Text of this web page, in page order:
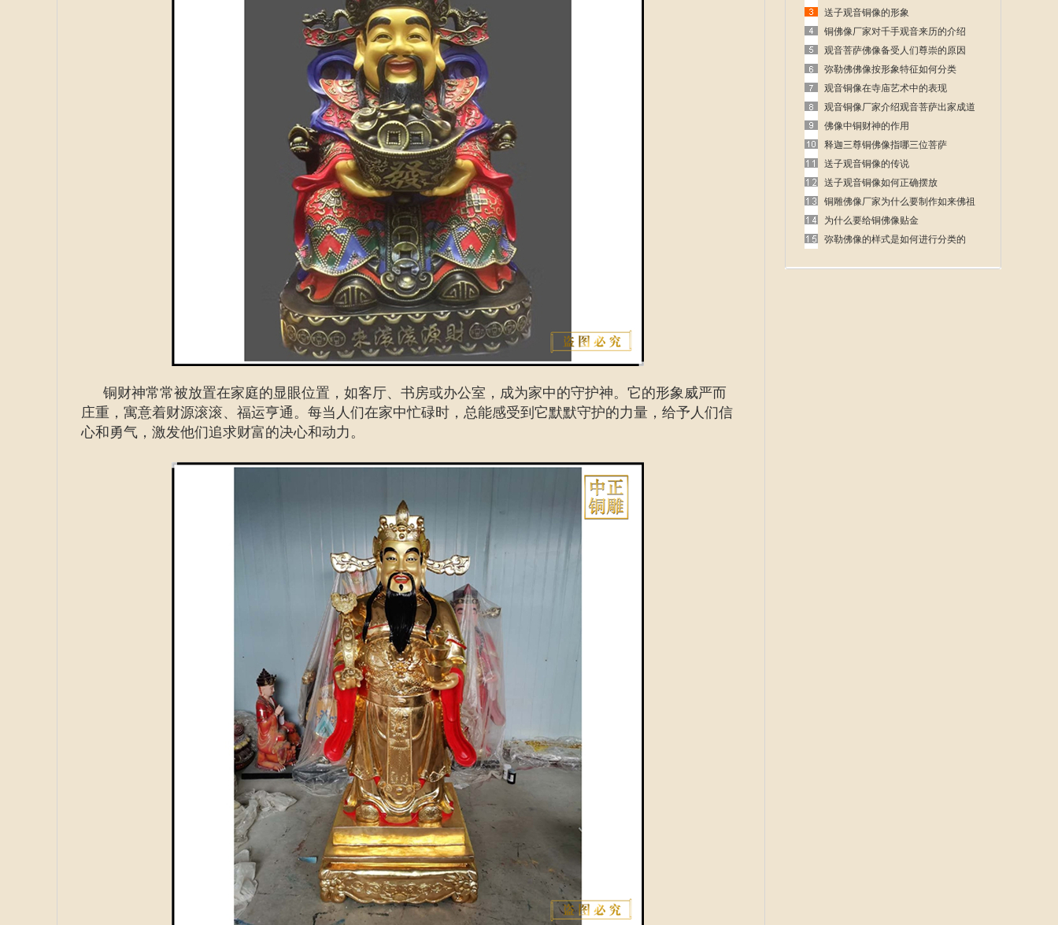
铜财神常常被放置在家庭的显眼位置，如客厅、书房或办公室，成为家中的守护神。它的形象威严而
庄重，寓意着财源滚滚、福运亨通。每当人们在家中忙碌时，总能感受到它默默守护的力量，给予人们信
心和勇气，激发他们追求财富的决心和动力。
送子观音铜像的形象
铜佛像厂家对千手观音来历的介绍
观音菩萨佛像备受人们尊崇的原因
弥勒佛佛像按形象特征如何分类
观音铜像在寺庙艺术中的表现
观音铜像厂家介绍观音菩萨出家成道
的故事
佛像中铜财神的作用
释迦三尊铜佛像指哪三位菩萨
送子观音铜像的传说
送子观音铜像如何正确摆放
铜雕佛像厂家为什么要制作如来佛祖
呢
为什么要给铜佛像贴金
弥勒佛像的样式是如何进行分类的